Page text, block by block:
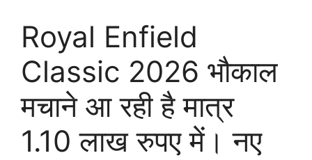
Royal Enfield
Classic 2026 भौकाल
मचाने आ रही है मात्र
1.10 लाख रुपए में। नए